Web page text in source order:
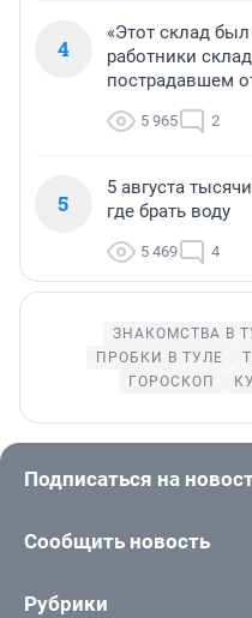
4
«Этот склад
работники
пострадавшем
5 965 2
5
5 августа
где брать воду
5 469 4
ЗНАКОМСТВА В
ПРОБКИ В ТУЛЕ
ГОРОСКОП
Подписаться на
Сообщить новость
Рубрики